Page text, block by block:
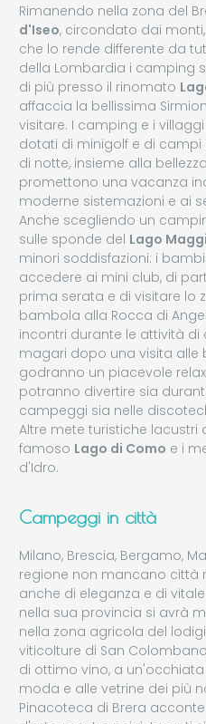
Rimanendo nella zona del
d'Iseo, circondato dai
che lo rende differente da
della Lombardia i camping
di più presso il rinomato
affaccia la bellissima
visitare. I camping e i
dotati di minigolf e di
di notte, insieme alla
promettono una vacanza
moderne sistemazioni e ai
Anche scegliendo un
sulle sponde del Lago
minori soddisfazioni: i
accedere ai mini club, di
prima serata e di visitare lo
bambola alla Rocca di
incontri durante le attività di
magari dopo una visita alle
godranno un piacevole
potranno divertire sia
campeggi sia nelle
Altre mete turistiche lacustri
famoso Lago di Como e i
d'Idro.
Campeggi in città
Milano, Brescia, Bergamo,
regione non mancano città
anche di eleganza e di
nella sua provincia si avrà
nella zona agricola del
viticolture di San
di ottimo vino, a
moda e alle vetrine dei più
Pinacoteca di Brera